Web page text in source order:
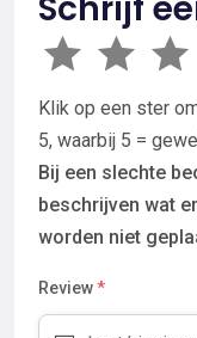
Schrijf
Klik op een ster
5, waarbij 5 =
Bij een slechte
beschrijven wat
worden niet
Review*